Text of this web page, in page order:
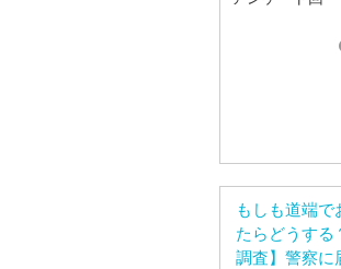
もしも道端で
たらどうする
調査】警察に